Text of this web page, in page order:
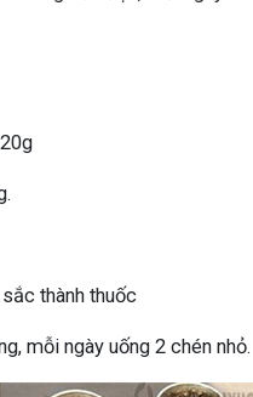
thành thuốc
mỗi ngày uống 2 chén nhỏ.